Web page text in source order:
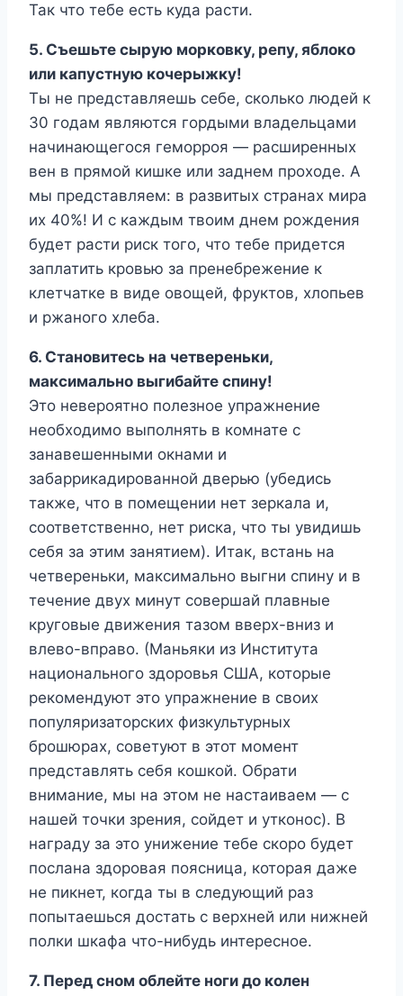
Так что тебе есть куда расти.
5. Съешьте сырую морковку, репу, яблоко
или капустную кочерыжку!
Ты не представляешь себе, сколько людей к
30 годам являются гордыми владельцами
начинающегося геморроя — расширенных
вен в прямой кишке или заднем проходе. А
мы представляем: в развитых странах мира
их 40%! И с каждым твоим днем рождения
будет расти риск того, что тебе придется
заплатить кровью за пренебрежение к
клетчатке в виде овощей, фруктов, хлопьев
и ржаного хлеба.
6. Становитесь на четвереньки,
максимально выгибайте спину!
Это невероятно полезное упражнение
необходимо выполнять в комнате с
занавешенными окнами и
забаррикадированной дверью (убедись
также, что в помещении нет зеркала и,
соответственно, нет риска, что ты увидишь
себя за этим занятием). Итак, встань на
четвереньки, максимально выгни спину и в
течение двух минут совершай плавные
круговые движения тазом вверх-вниз и
влево-вправо. (Маньяки из Института
национального здоровья США, которые
рекомендуют это упражнение в своих
популяризаторских физкультурных
брошюрах, советуют в этот момент
представлять себя кошкой. Обрати
внимание, мы на этом не настаиваем — с
нашей точки зрения, сойдет и утконос). В
награду за это унижение тебе скоро будет
послана здоровая поясница, которая даже
не пикнет, когда ты в следующий раз
попытаешься достать с верхней или нижней
полки шкафа что-нибудь интересное.
7. Перед сном облейте ноги до колен